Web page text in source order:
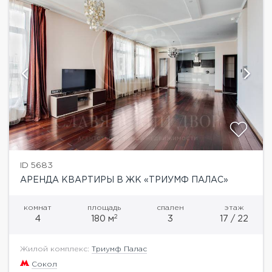
ID 5683
АРЕНДА КВАРТИРЫ В ЖК «ТРИУМФ ПАЛАС»
комнат
4
площадь
180 м2
спален
3
этаж
17 / 22
Жилой комплекс: Триумф Палас
Сокол